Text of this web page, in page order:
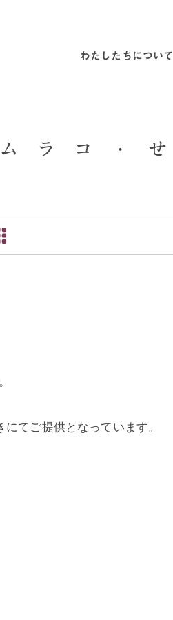
わたしたちについて
せ
・
コ
ラ
ム
てご提供となっています。